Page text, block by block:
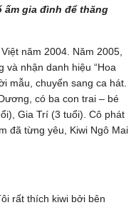
ấm gia đình để thăng
năm 2004. Năm 2005,
và nhận danh hiệu “Hoa
mẫu, chuyển sang ca hát.
có ba con trai – bé
Gia Trí (3 tuổi). Cô phát
đã từng yêu, Kiwi Ngô Mai
rất thích kiwi bởi bên